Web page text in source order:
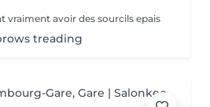
vraiment avoir des sourcils epais
treading